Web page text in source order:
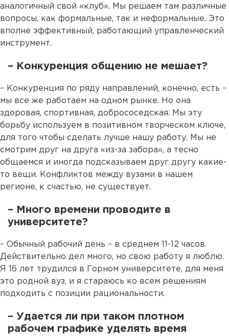
аналогичный свой «клуб». Мы решаем там различные
вопросы, как формальные, так и неформальные. Это
вполне эффективный, работающий управленческий
инструмент.
– Конкуренция общению не мешает?
– Конкуренция по ряду направлений, конечно, есть –
мы все же работаем на одном рынке. Но она
здоровая, спортивная, добрососедская. Мы эту
борьбу используем в позитивном творческом ключе,
для того чтобы сделать лучше нашу работу. Мы не
смотрим друг на друга «из-за забора», а тесно
общаемся и иногда подсказываем друг другу какие-
то вещи. Конфликтов между вузами в нашем
регионе, к счастью, не существует.
– Много времени проводите в
университете?
– Обычный рабочий день – в среднем 11-12 часов.
Действительно дел много, но свою работу я люблю.
Я 16 лет трудился в Горном университете, для меня
это родной вуз, и я стараюсь ко всем решениям
подходить с позиции рациональности.
– Удается ли при таком плотном
рабочем графике уделять время